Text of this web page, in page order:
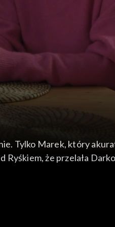
Tylko Marek, który
że przelała
zanim ten zdąży go